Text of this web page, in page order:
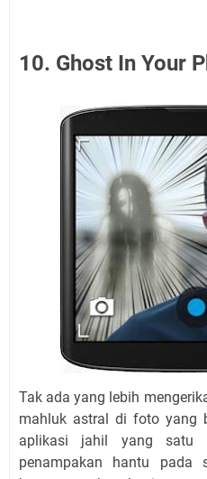
10. Ghost In Your
Tak ada yang lebih
mahluk astral di foto yang
aplikasi jahil yang satu
penampakan hantu pada